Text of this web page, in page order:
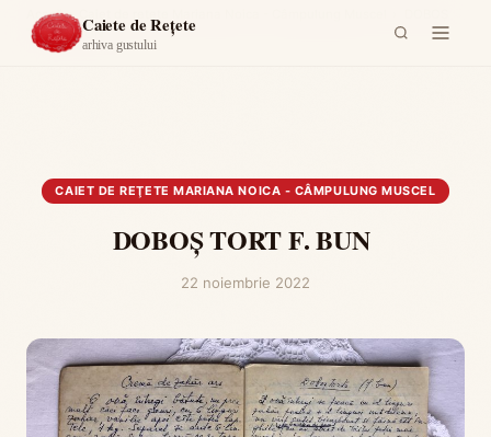
Caiete de Rețete
arhiva gustului
Acasă ›
TORT F. BUN
CAIET DE REŢETE MARIANA NOICA - CÂMPULUNG MUSCEL
DOBOȘ TORT F. BUN
22 noiembrie 2022